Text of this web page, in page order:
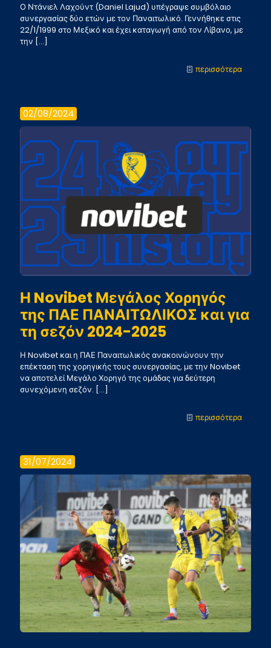
Ο Ντάνιελ Λαχούντ (Daniel Lajud) υπέγραψε συμβόλαιο
συνεργασίας δύο ετών με τον Παναιτωλικό. Γεννήθηκε στις
22/1/1999 στο Μεξικό και έχει καταγωγή από τον Λίβανο, με
την […]
περισσότερα-
02/08/2024
Η Novibet Μεγάλος Χορηγός
της ΠΑΕ ΠΑΝΑΙΤΩΛΙΚΟΣ και για
τη σεζόν 2024-2025
Η Novibet και η ΠΑΕ Παναιτωλικός ανακοινώνουν την
επέκταση της χορηγικής τους συνεργασίας, με την Novibet
να αποτελεί Μεγάλο Χορηγό της ομάδας για δεύτερη
συνεχόμενη σεζόν. […]
περισσότερα-
της
ΠΑΕ
και
σεζόν
2024-
31/07/2024